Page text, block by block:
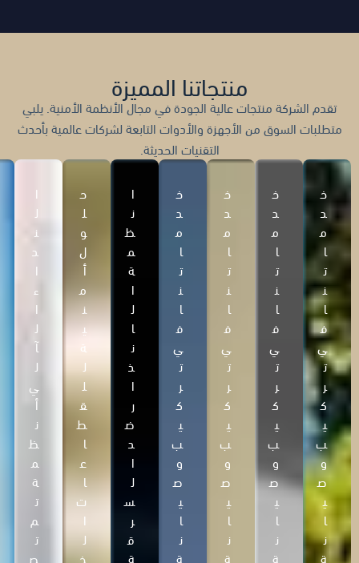
منتجاتنا المميزة
تقدم الشركة منتجات عالية الجودة في مجال الأنظمة الأمنية. يلبي
متطلبات السوق من الأجهزة والأدوات التابعة لشركات عالمية بأحدث
التقنيات الحديثة.
خ
د
م
ا
ت
ن
ا
ف
ي
ت
ر
ك
ي
ب
و
ص
ي
ا
ن
ة
خ
د
م
ا
ت
ن
ا
ف
ي
ت
ر
ك
ي
ب
و
ص
ي
ا
ن
ة
خ
د
م
ا
ت
ن
ا
ف
ي
ت
ر
ك
ي
ب
و
ص
ي
ا
ن
ة
خ
د
م
ا
ت
ن
ا
ف
ي
ت
ر
ك
ي
ب
و
ص
ي
ا
ن
ة
ا
ن
ظ
م
ة
ا
ل
ا
ن
ذ
ا
ر
ض
د
ا
ل
س
ر
ق
ة
ح
ل
و
ل
أ
م
ن
ي
ة
ل
ل
ق
ط
ا
ع
ا
ت
ا
ل
خ
ا
ل
ن
د
ا
ء
ا
ل
آ
ل
ي
أ
ن
ظ
م
ة
ت
م
ت
ص